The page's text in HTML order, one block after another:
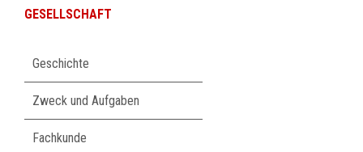
GESELLSCHAFT
überspringen
Geschichte
Zweck und Aufgaben
Fachkunde